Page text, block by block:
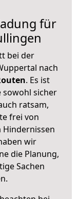
für
bei der
nach
. Es ist
sowohl sicher
ratsam,
frei von
wir
die Planung,
Sachen